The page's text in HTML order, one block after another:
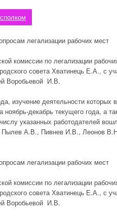
легализации рабочих мест
комиссии по легализации
совета Хватинець Е.А., с
Воробьевой И.В.
изучение деятельности которых
декабрь текущего года, а
указанных работодателей
А.В., Пивнев И.В., Леонов
легализации рабочих мест
комиссии по легализации
совета Хватинець Е.А., с
Воробьевой И.В.